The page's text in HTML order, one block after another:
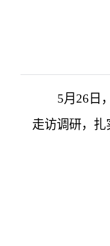
5月 26 日
走访调研，